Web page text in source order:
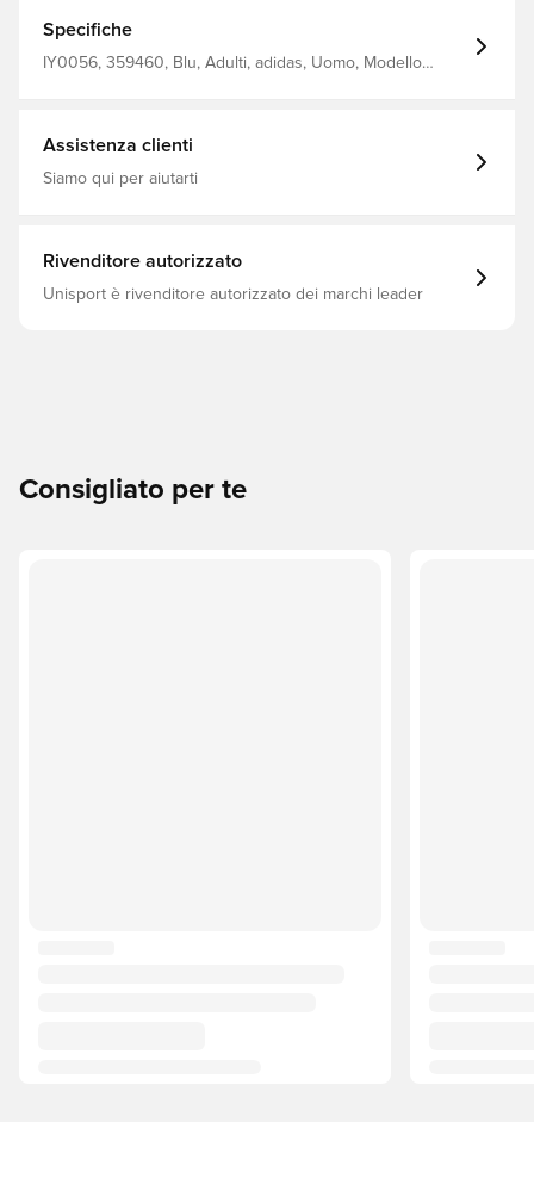
campo Cordoncino elastico in vita Tasche frontali a filetto
Tasca posteriore a filetto Vestibilità aderente 52% cotone
48% poliestere
Specifiche
IY0056, 359460, Blu, Adulti, adidas, Uomo, Modello
Assistenza clienti
Siamo qui per aiutarti
Rivenditore autorizzato
Unisport è rivenditore autorizzato dei marchi leader
Consigliato per te